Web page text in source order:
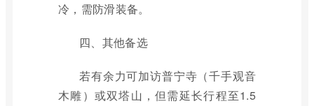
冷，需防滑装备。
四、其他备选
若有余力可加访普宁寺（千手观音
木雕）或双塔山，但需延长行程至1.5